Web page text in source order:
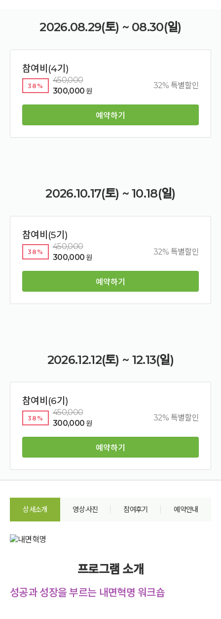
2026.08.29(토) ~ 08.30(일)
참여비(4기)
38%
450,000
300,000 원
32% 특별할인
예약하기
2026.10.17(토) ~ 10.18(일)
참여비(5기)
38%
450,000
300,000 원
32% 특별할인
예약하기
2026.12.12(토) ~ 12.13(일)
참여비(6기)
38%
450,000
300,000 원
32% 특별할인
예약하기
상세소개 영상·사진 참여후기 예약안내
프로그램 소개
성공과 성장을 부르는 내면혁명 워크숍